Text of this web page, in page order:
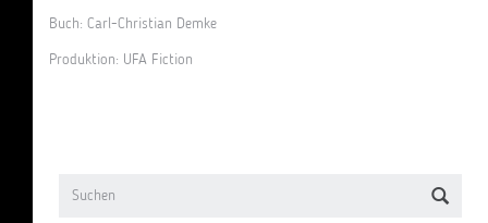
Buch: Carl-Christian Demke
Produktion: UFA Fiction